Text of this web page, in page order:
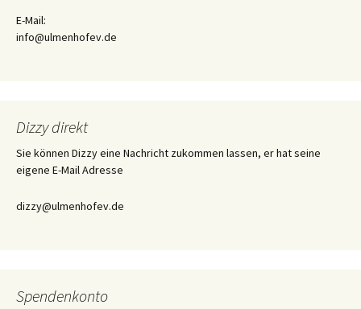
E-Mail:
info@ulmenhofev.de
Dizzy direkt
Sie können Dizzy eine Nachricht zukommen lassen, er hat seine
eigene E-Mail Adresse
dizzy@ulmenhofev.de
Spendenkonto